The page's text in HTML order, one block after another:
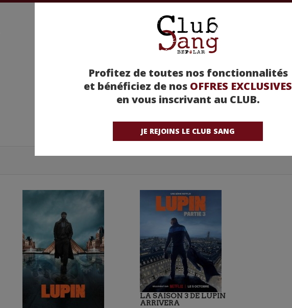
Profitez de toutes nos fonctionnalités
et bénéficiez de nos OFFRES EXCLUSIVES
en vous inscrivant au CLUB.
JE REJOINS LE CLUB SANG
LA SAISON 3 DE LUPIN
ARRIVERA